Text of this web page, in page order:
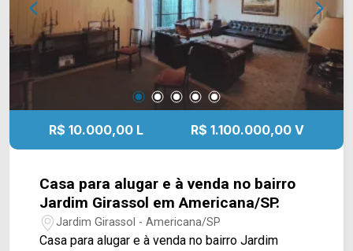
Arbix Imóveis e agende a sua visita!! WhatsApp
e Telefone: (19) 3475-4546 ARBIX IMÓVEIS -
Presente em cada mudança!
R$ 10.000,00 L R$ 1.100.000,00 V
Casa para alugar e à venda no bairro
Jardim Girassol em Americana/SP.
Jardim Girassol - Americana/SP
Casa para alugar e à venda no bairro Jardim